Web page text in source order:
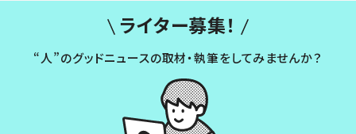
ライター募集！
“人”のグッドニュースの取材・執筆をしてみませんか？